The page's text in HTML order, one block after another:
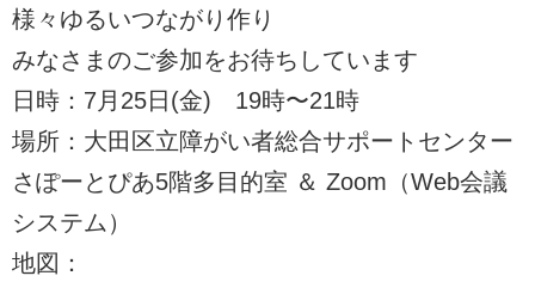
様々ゆるいつながり作り
みなさまのご参加をお待ちしています
日時：7月25日(金) 19時〜21時
場所：大田区立障がい者総合サポートセンター
さぽーとぴあ5階多目的室 ＆ Zoom（Web会議
システム）
地図：